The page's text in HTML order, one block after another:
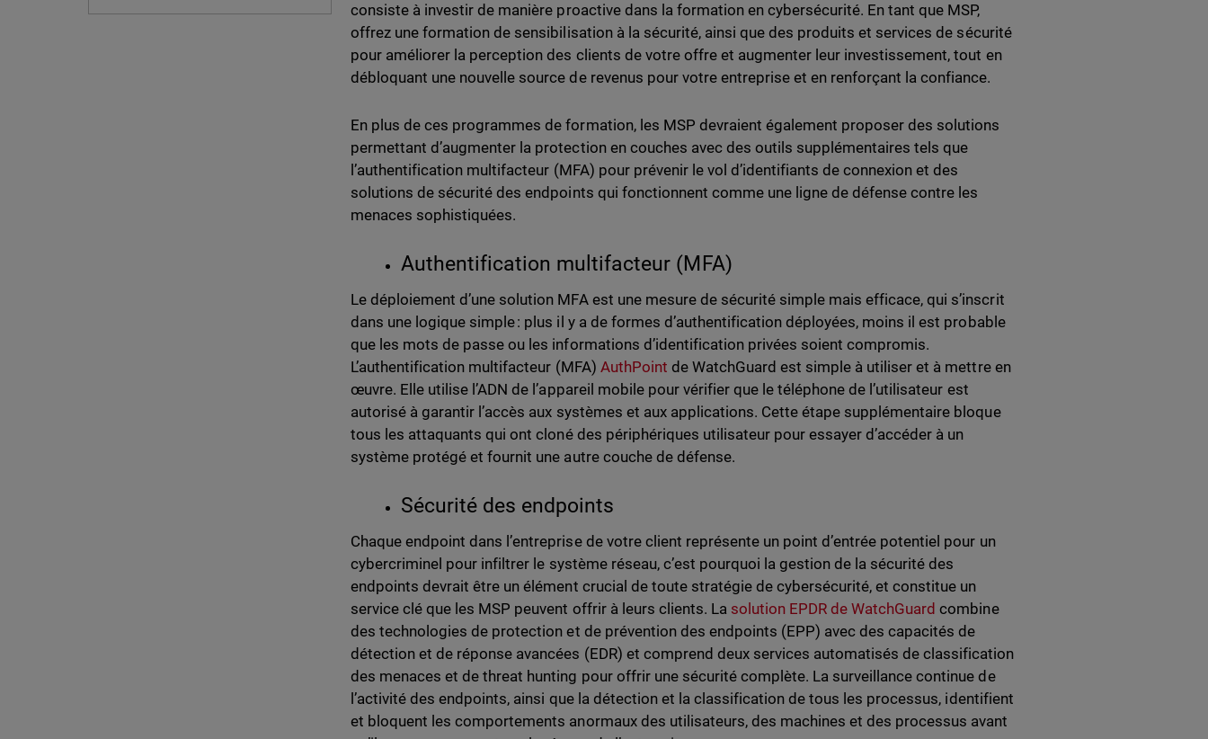
consiste à investir de manière proactive dans la formation en cybersécurité. En tant que MSP,
offrez une formation de sensibilisation à la sécurité, ainsi que des produits et services de sécurité
pour améliorer la perception des clients de votre offre et augmenter leur investissement, tout en
débloquant une nouvelle source de revenus pour votre entreprise et en renforçant la confiance.
En plus de ces programmes de formation, les MSP devraient également proposer des solutions
permettant d’augmenter la protection en couches avec des outils supplémentaires tels que
l’authentification multifacteur (MFA) pour prévenir le vol d’identifiants de connexion et des
solutions de sécurité des endpoints qui fonctionnent comme une ligne de défense contre les
menaces sophistiquées.
Authentification multifacteur (MFA)
Le déploiement d’une solution MFA est une mesure de sécurité simple mais efficace, qui s’inscrit
dans une logique simple : plus il y a de formes d’authentification déployées, moins il est probable
que les mots de passe ou les informations d’identification privées soient compromis.
L’authentification multifacteur (MFA) AuthPoint de WatchGuard est simple à utiliser et à mettre en
œuvre. Elle utilise l’ADN de l’appareil mobile pour vérifier que le téléphone de l’utilisateur est
autorisé à garantir l’accès aux systèmes et aux applications. Cette étape supplémentaire bloque
tous les attaquants qui ont cloné des périphériques utilisateur pour essayer d’accéder à un
système protégé et fournit une autre couche de défense.
Sécurité des endpoints
Chaque endpoint dans l’entreprise de votre client représente un point d’entrée potentiel pour un
cybercriminel pour infiltrer le système réseau, c’est pourquoi la gestion de la sécurité des
endpoints devrait être un élément crucial de toute stratégie de cybersécurité, et constitue un
service clé que les MSP peuvent offrir à leurs clients. La solution EPDR de WatchGuard combine
des technologies de protection et de prévention des endpoints (EPP) avec des capacités de
détection et de réponse avancées (EDR) et comprend deux services automatisés de classification
des menaces et de threat hunting pour offrir une sécurité complète. La surveillance continue de
l’activité des endpoints, ainsi que la détection et la classification de tous les processus, identifient
et bloquent les comportements anormaux des utilisateurs, des machines et des processus avant